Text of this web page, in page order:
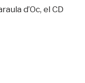
d’Oc, el CD